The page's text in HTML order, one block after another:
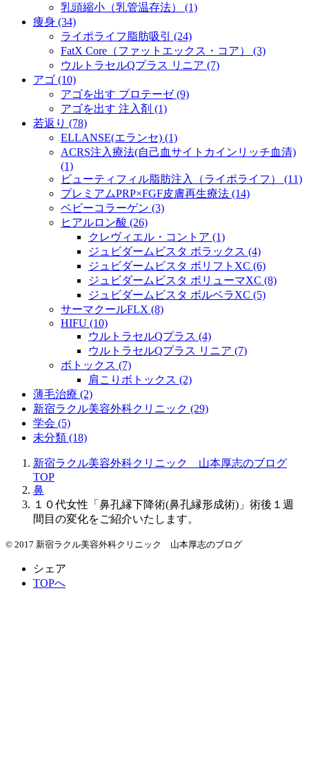
乳頭縮小（乳管温存法） (1)
痩身 (34)
ライポライフ脂肪吸引 (24)
FatX Core（ファットエックス・コア） (3)
ウルトラセルQプラス リニア (7)
アゴ (10)
アゴを出す プロテーゼ (9)
アゴを出す 注入剤 (1)
若返り (78)
ELLANSE(エランセ) (1)
ACRS注入療法(自己血サイトカインリッチ血清)
(1)
ビューティフィル脂肪注入（ライポライフ） (11)
プレミアムPRP×FGF皮膚再生療法 (14)
ベビーコラーゲン (3)
ヒアルロン酸 (26)
クレヴィエル・コントア (1)
ジュビダームビスタ ボラックス (4)
ジュビダームビスタ ボリフトXC (6)
ジュビダームビスタ ボリューマXC (8)
ジュビダームビスタ ボルベラXC (5)
サーマクールFLX (8)
HIFU (10)
ウルトラセルQプラス (4)
ウルトラセルQプラス リニア (7)
ボトックス (7)
肩こりボトックス (2)
薄毛治療 (2)
新宿ラクル美容外科クリニック (29)
学会 (5)
未分類 (18)
新宿ラクル美容外科クリニック 山本厚志のブログ
TOP
鼻
１０代女性「鼻孔縁下降術(鼻孔縁形成術)」術後１週
間目の変化をご紹介いたします。
© 2017 新宿ラクル美容外科クリニック 山本厚志のブログ
シェア
TOPへ